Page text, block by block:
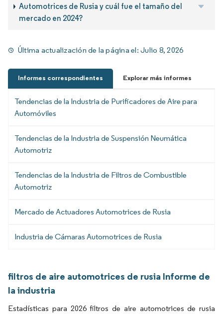
Automotrices de Rusia y cuál fue el tamaño del
mercado en 2024?
Última actualización de la página el:Julio 8, 2026
Informes correspondientes Explorar más informes
Tendencias de la Industria de Purificadores de Aire para
Automóviles
Tendencias de la Industria de Suspensión Neumática
Automotriz
Tendencias de la Industria de Filtros de Combustible
Automotriz
Mercado de Actuadores Automotrices de Rusia
Industria de Cámaras Automotrices de Rusia
filtros de aire automotrices de rusia Informe de
la industria
Estadísticas para 2026 filtros de aire automotrices de rusia